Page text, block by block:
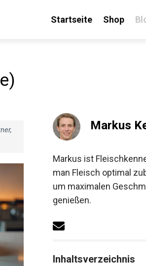
Startseite Shop
Markus
Markus ist
man Fleisch optimal
um maximalen
genießen.
Inhaltsverzeichnis